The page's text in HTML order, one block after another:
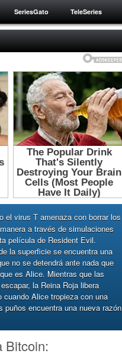
SeriesGato TeleSeries
el virus T amenaza con borrar los
a través de simulaciones
película de Resident Evil.
la superficie se encuentra una
no se detendrá ante nada que
es Alice. Mientras que las
la Reina Roja libera
Alice tropieza con una
encuentra una nueva razón
Bitcoin: